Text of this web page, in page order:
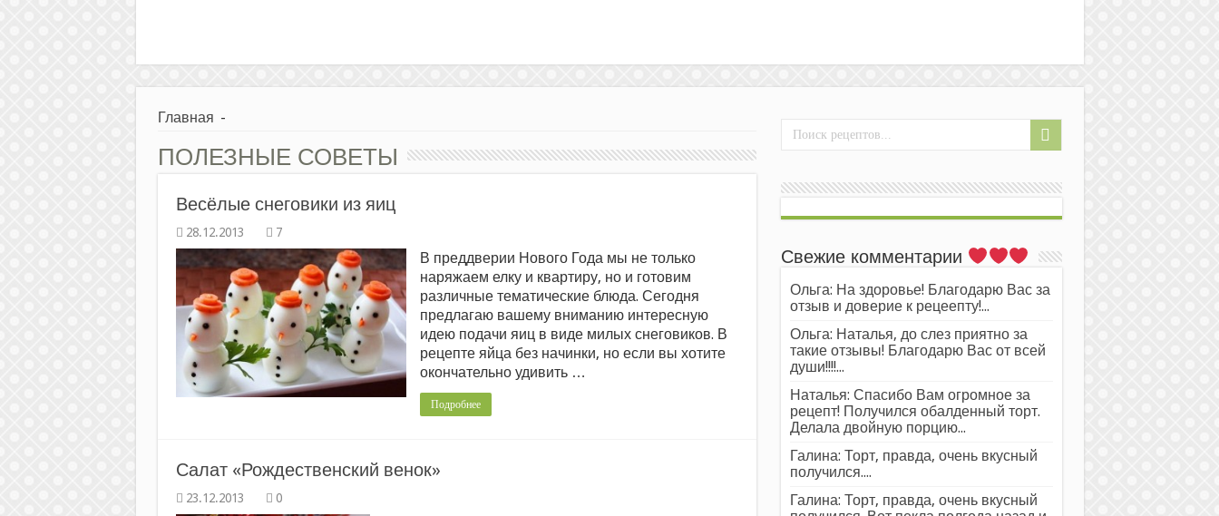
Главная -
ПОЛЕЗНЫЕ СОВЕТЫ
Весёлые снеговики из яиц
7
В преддверии Нового Года мы не только
наряжаем елку и квартиру, но и готовим
различные тематические блюда. Сегодня
предлагаю вашему вниманию интересную
идею подачи яиц в виде милых снеговиков. В
рецепте яйца без начинки, но если вы хотите
окончательно удивить …
Подробнее
Салат «Рождественский венок»
0
Свежие комментарии
Ольга: На здоровье! Благодарю Вас за
отзыв и доверие к рецеепту!...
Ольга: Наталья, до слез приятно за
такие отзывы! Благодарю Вас от всей
души!!!!...
Наталья: Спасибо Вам огромное за
рецепт! Получился обалденный торт.
Делала двойную порцию...
Галина: Торт, правда, очень вкусный
получился....
Галина: Торт, правда, очень вкусный